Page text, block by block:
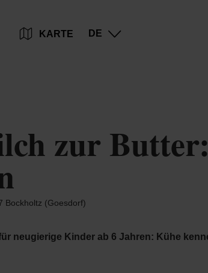
KARTE DE
zur
Bockholtz (Goesdorf)
neugierige Kinder ab 6 Jahren: Kühe